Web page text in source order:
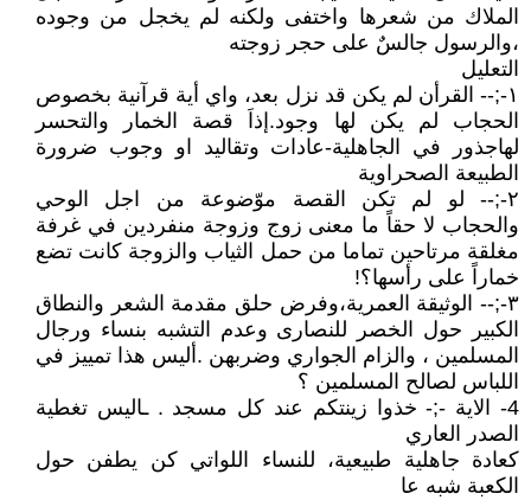
الملاك من شعرها واختفى ولكنه لم يخجل من وجوده
،والرسول جالسٌ على حجر زوجته
التعليل
١-;-- القرأن لم يكن قد نزل بعد، واي أية قرآنية بخصوص
الحجاب لم يكن لها وجود.إذاَ قصة الخمار والتحسر
لهاجذور في الجاهلية-عادات وتقاليد او وجوب ضرورة
الطبيعة الصحراوية
٢-;-- لو لم تكن القصة موّضوعة من اجل الوحي
والحجاب لا حقاً ما معنى زوج وزوجة منفردين في غرفة
مغلقة مرتاحين تماما من حمل الثياب والزوجة كانت تضع
خماراً على رأسها؟!
٣-;-- الوثيقة العمرية،وفرض حلق مقدمة الشعر والنطاق
الكبير حول الخصر للنصارى وعدم التشبه بنساء ورجال
المسلمين ، والزام الجواري وضربهن .أليس هذا تمييز في
اللباس لصالح المسلمين ؟
4- الاية -;- خذوا زينتكم عند كل مسجد . ـاليس تغطية
الصدر العاري
كعادة جاهلية طبيعية، للنساء اللواتي كن يطفن حول
الكعبة شبه عا